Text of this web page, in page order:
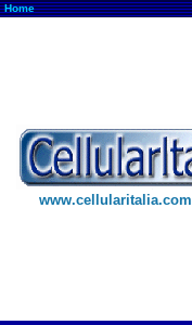
Home
www.cellularitalia.com